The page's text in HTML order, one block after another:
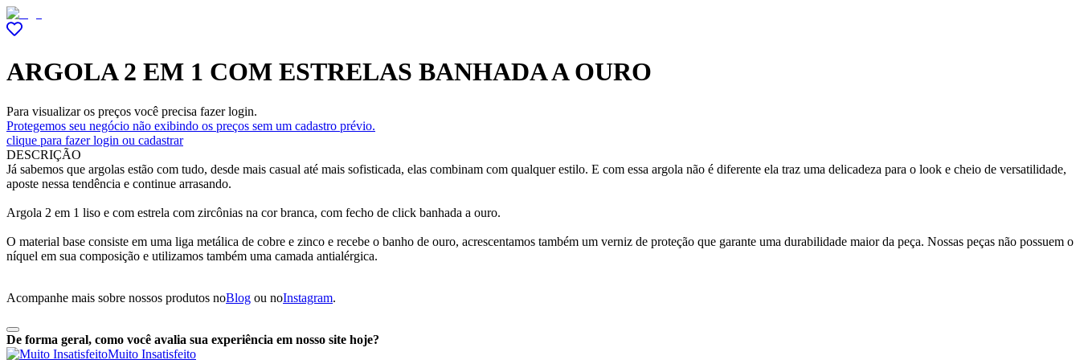
ARGOLA 2 EM 1 COM ESTRELAS BANHADA A OURO
Para visualizar os preços você precisa fazer login.
Protegemos seu negócio não exibindo os preços sem um cadastro prévio.
clique para fazer login ou cadastrar
DESCRIÇÃO
Já sabemos que argolas estão com tudo, desde mais casual até mais sofisticada, elas combinam com qualquer estilo. E com essa argola não é diferente ela traz uma delicadeza para o look e cheio de versatilidade,
aposte nessa tendência e continue arrasando.
Argola 2 em 1 liso e com estrela com zircônias na cor branca, com fecho de click banhada a ouro.
O material base consiste em uma liga metálica de cobre e zinco e recebe o banho de ouro, acrescentamos também um verniz de proteção que garante uma durabilidade maior da peça. Nossas peças não possuem o
níquel em sua composição e utilizamos também uma camada antialérgica.
Acompanhe mais sobre nossos produtos noBlog ou noInstagram.
De forma geral, como você avalia sua experiência em nosso site hoje?
Muito Insatisfeito